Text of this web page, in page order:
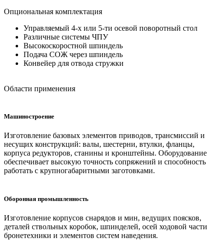
Опциональная комплектация
Управляемый 4-х или 5-ти осевой поворотный стол
Различные системы ЧПУ
Высокоскоростной шпиндель
Подача СОЖ через шпиндель
Конвейер для отвода стружки
Области применения
Машиностроение
Изготовление базовых элементов приводов, трансмиссий и
несущих конструкций: валы, шестерни, втулки, фланцы,
корпуса редукторов, станины и кронштейны. Оборудование
обеспечивает высокую точность сопряжений и способность
работать с крупногабаритными заготовками.
Оборонная промышленность
Изготовление корпусов снарядов и мин, ведущих поясков,
деталей ствольных коробок, шпинделей, осей ходовой части
бронетехники и элементов систем наведения.